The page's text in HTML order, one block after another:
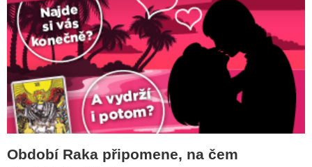
Období Raka připomene, na čem